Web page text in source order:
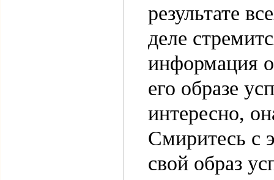
результате
деле
информация
его образе
интересно,
Смиритесь с
свой образ